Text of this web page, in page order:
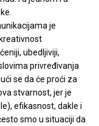
je
ubedljiviji,
privređivanja
se da će proći za
stvarnost, jer je
efikasnost, dakle i
smo u situaciji da